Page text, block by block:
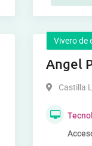
Vivero de
Angel
Castilla